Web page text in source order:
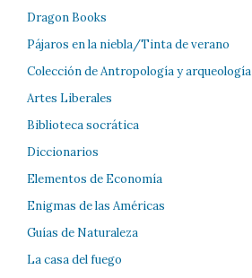
Dragon Books
Pájaros en la niebla/Tinta de verano
Colección de Antropología y arqueología
Artes Liberales
Biblioteca socrática
Diccionarios
Elementos de Economía
Enigmas de las Américas
Guías de Naturaleza
La casa del fuego